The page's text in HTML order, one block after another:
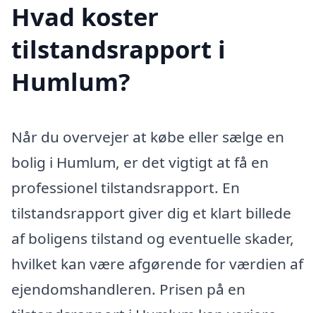
Hvad koster
tilstandsrapport i
Humlum?
Når du overvejer at købe eller sælge en
bolig i Humlum, er det vigtigt at få en
professionel tilstandsrapport. En
tilstandsrapport giver dig et klart billede
af boligens tilstand og eventuelle skader,
hvilket kan være afgørende for værdien af
ejendomshandleren. Prisen på en